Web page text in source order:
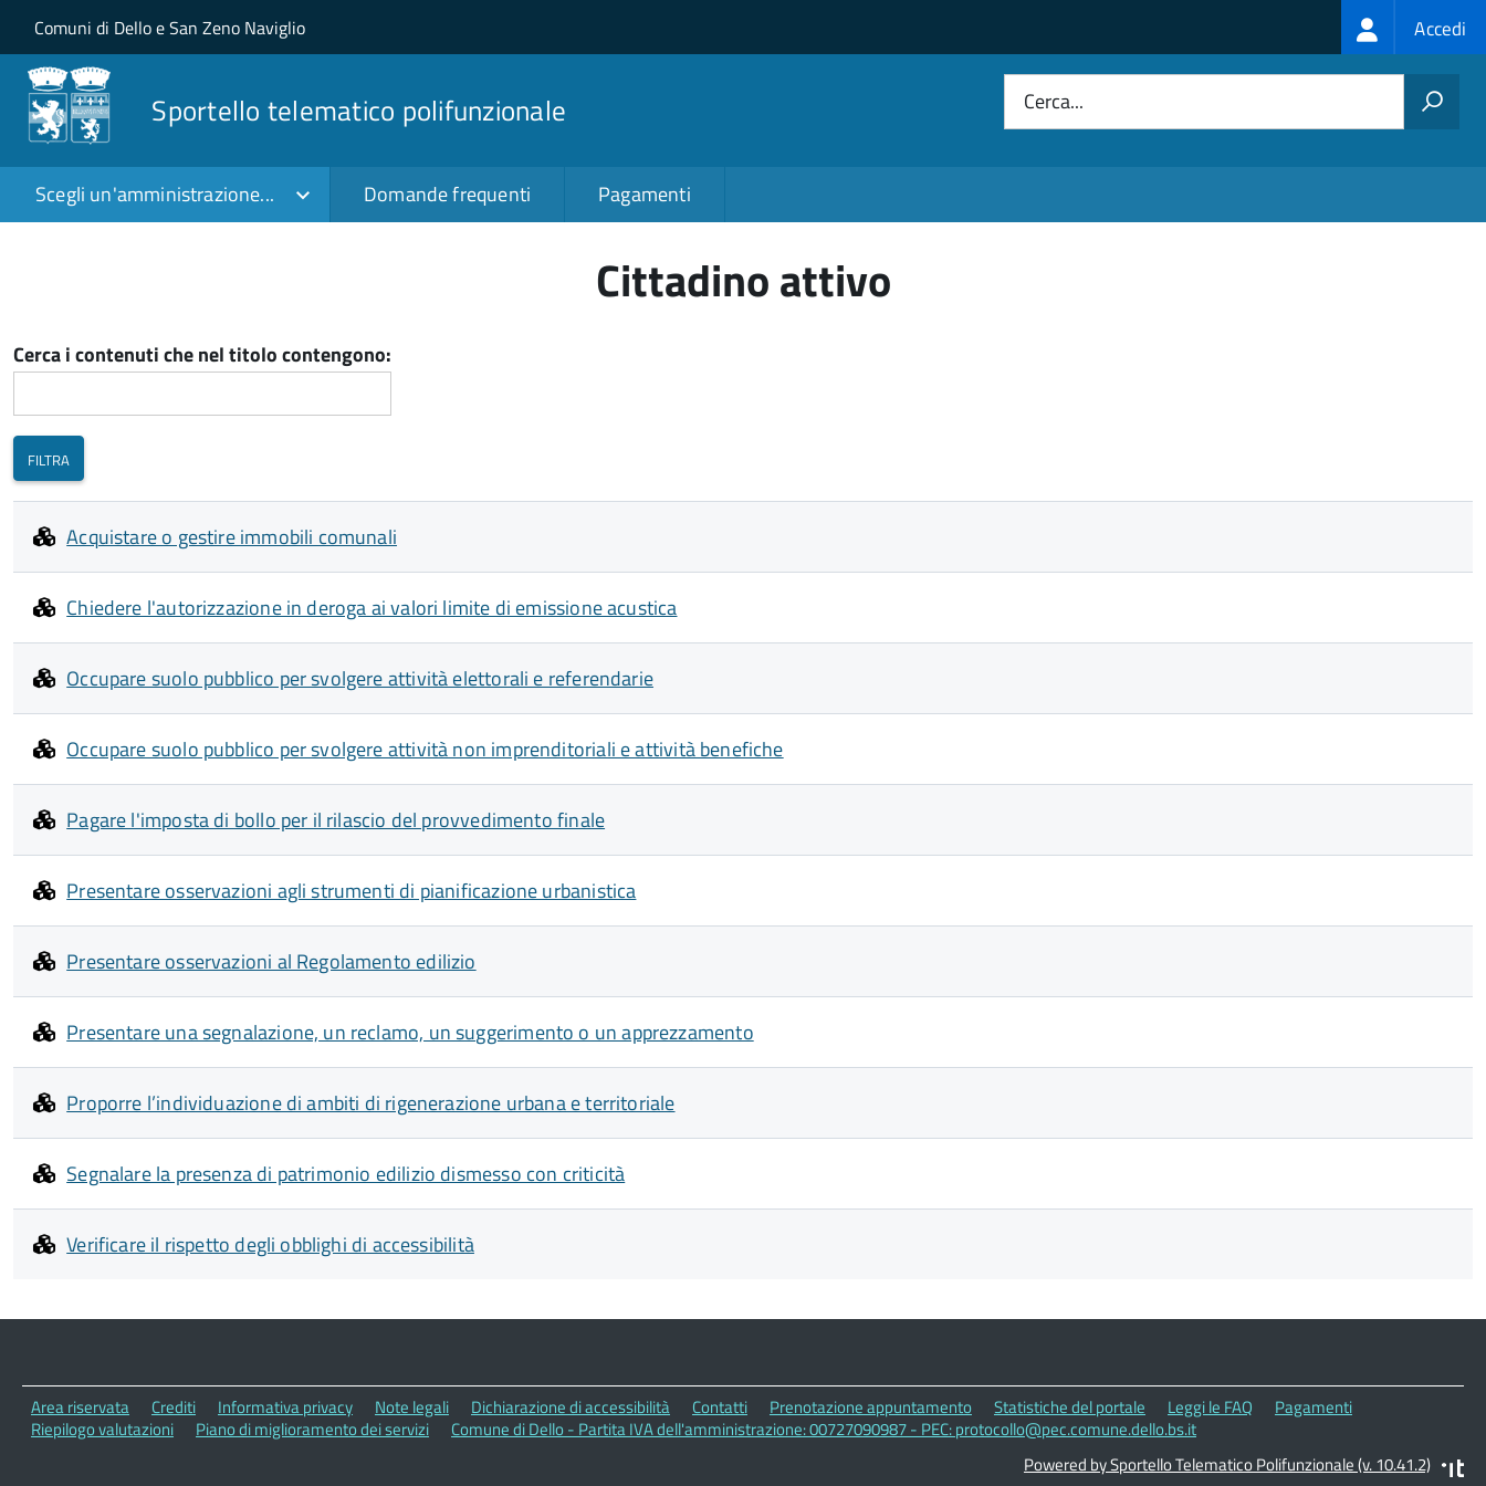
Salta al contenuto principale
Skip to site navigation
Comuni di Dello e San Zeno Naviglio Login
menu
Accedi
Sportello telematico polifunzionale Cerca...
Scegli un'amministrazione... Domande frequenti Pagamenti
Cittadino attivo
Cerca i contenuti che nel titolo contengono:
Acquistare o gestire immobili comunali
Chiedere l'autorizzazione in deroga ai valori limite di emissione acustica
Occupare suolo pubblico per svolgere attività elettorali e referendarie
Occupare suolo pubblico per svolgere attività non imprenditoriali e attività benefiche
Pagare l'imposta di bollo per il rilascio del provvedimento finale
Presentare osservazioni agli strumenti di pianificazione urbanistica
Presentare osservazioni al Regolamento edilizio
Presentare una segnalazione, un reclamo, un suggerimento o un apprezzamento
Proporre l’individuazione di ambiti di rigenerazione urbana e territoriale
Segnalare la presenza di patrimonio edilizio dismesso con criticità
Verificare il rispetto degli obblighi di accessibilità
Area riservata Crediti Informativa privacy Note legali Dichiarazione di accessibilità Contatti Prenotazione appuntamento Statistiche del portale Leggi le FAQ
Pagamenti
Riepilogo valutazioni
Piano di miglioramento dei servizi
Comune di Dello - Partita IVA dell'amministrazione: 00727090987 - PEC: protocollo@pec.comune.dello.bs.it
Powered by Sportello Telematico Polifunzionale (v. 10.41.2)